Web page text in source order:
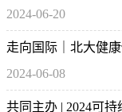
部开展交流共建活动
2024-06-20
走向国际｜北大健
2024-06-08
共同主办 | 2024可